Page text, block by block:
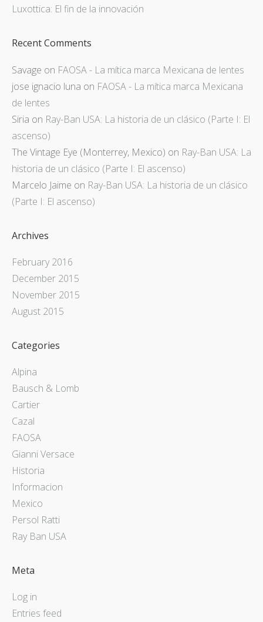
Luxottica: El fin de la innovación
Recent Comments
Savage on FAOSA - La mítica marca Mexicana de lentes
jose ignacio luna on FAOSA - La mítica marca Mexicana
de lentes
Siria on Ray-Ban USA: La historia de un clásico (Parte I: El
ascenso)
The Vintage Eye (Monterrey, Mexico) on Ray-Ban USA: La
historia de un clásico (Parte I: El ascenso)
Marcelo Jaime on Ray-Ban USA: La historia de un clásico
(Parte I: El ascenso)
Archives
February 2016
December 2015
November 2015
August 2015
Categories
Alpina
Bausch & Lomb
Cartier
Cazal
FAOSA
Gianni Versace
Historia
Informacion
Mexico
Persol Ratti
Ray Ban USA
Meta
Log in
Entries feed